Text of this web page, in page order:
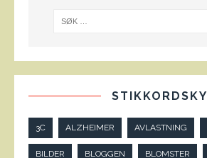
STIKKORDSKY
3C ALZHEIMER AVLASTNING
BILDER BLOGGEN BLOMSTER